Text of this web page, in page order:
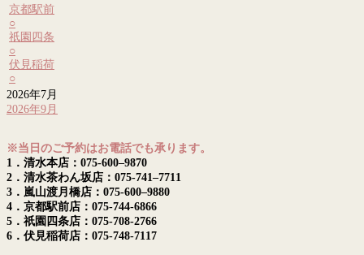
京都駅前
○
祇園四条
○
伏見稲荷
○
2026年7月
2026年9月
※当日のご予約はお電話でも承ります。
1．清水本店：075-600–9870
2．清水茶わん坂店：075-741–7711
3．嵐山渡月橋店：075-600–9880
4．京都駅前店：075-744-6866
5．祇園四条店：075-708-2766
6．伏見稲荷店：075-748-7117